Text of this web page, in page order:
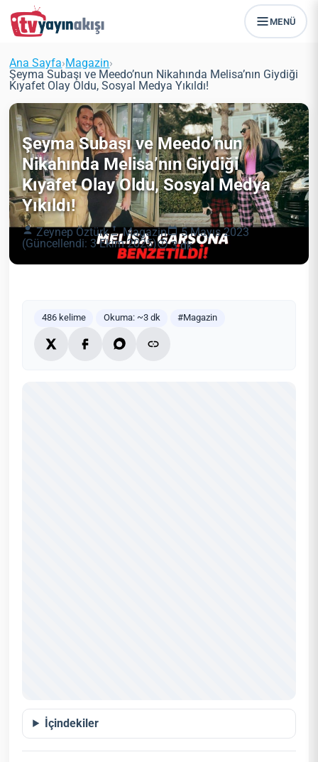
MENÜ
Ana Sayfa›Magazin›
Şeyma Subaşı ve Meedo’nun Nikahında Melisa’nın Giydiği
Kıyafet Olay Oldu, Sosyal Medya Yıkıldı!
Şeyma Subaşı ve Meedo’nun
Nikahında Melisa’nın Giydiği
Kıyafet Olay Oldu, Sosyal Medya
Yıkıldı!
Zeynep Öztürk Magazin
5 Mayıs 2023
(Güncellendi: 3 Ekim 2025)
3 dk
486 kelime Okuma: ~3 dk #Magazin
İçindekiler